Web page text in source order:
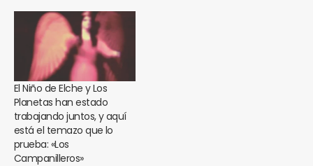
El Niño de Elche y Los
Planetas han estado
trabajando juntos, y aquí
está el temazo que lo
prueba: «Los
Campanilleros»